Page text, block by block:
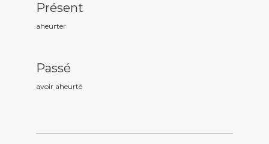
Présent
aheurter
Passé
avoir aheurté